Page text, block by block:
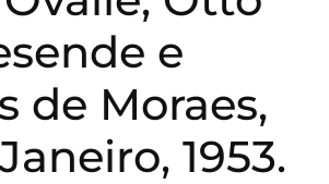
e
de Moraes,
1953.